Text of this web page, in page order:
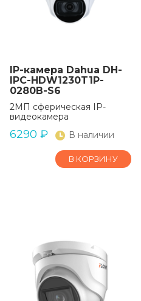
IP-камера Dahua DH-
IPC-HDW1230T1P-
0280B-S6
2МП сферическая IP-
видеокамера
6290 ₽ В наличии
В КОРЗИНУ